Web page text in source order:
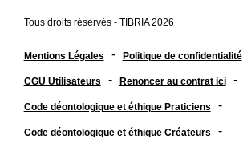
Tous droits réservés - TIBRIA 2026
Mentions Légales - Politique de confidentialité
CGU Utilisateurs - Renoncer au contrat ici -
Code déontologique et éthique Praticiens -
Code déontologique et éthique Créateurs -